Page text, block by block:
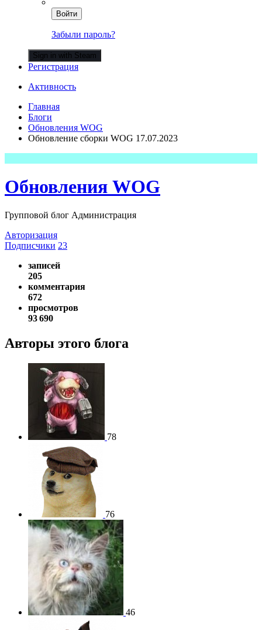
Войти
Забыли пароль?
Sign in with Steam
Регистрация
Активность
Главная
Блоги
Обновления WOG
Обновление сборки WOG 17.07.2023
Обновления WOG
Групповой блог Администрация
Авторизация
Подписчики 23
записей
205
комментария
672
просмотров
93 690
Авторы этого блога
78
76
46